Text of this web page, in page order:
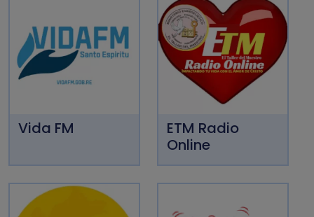
Vida FM
ETM Radio
Online